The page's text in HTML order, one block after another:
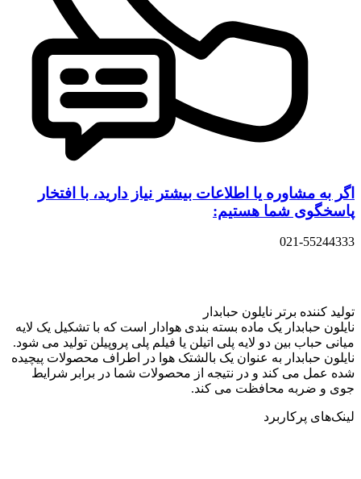
اگر به مشاوره یا اطلاعات بیشتر نیاز دارید، با افتخار
پاسخگوی شما هستیم:
021-55244333
تولید کننده برتر نایلون حبابدار
نایلون حبابدار یک ماده بسته بندی هوادار است که با تشکیل یک لایه
میانی حباب بین دو لایه پلی اتیلن یا فیلم پلی پروپیلن تولید می شود.
نایلون حبابدار به عنوان یک بالشتک هوا در اطراف محصولات پیچیده
شده عمل می کند و در نتیجه از محصولات شما در برابر شرایط
جوی و ضربه محافظت می کند.
لینک‌های پرکاربرد